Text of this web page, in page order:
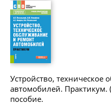
Устройство, техническое
автомобилей. Практикум.
пособие.